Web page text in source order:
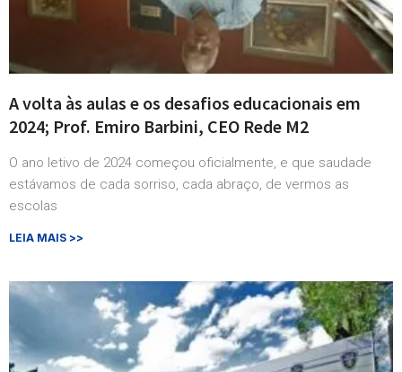
A volta às aulas e os desafios educacionais em
2024; Prof. Emiro Barbini, CEO Rede M2
O ano letivo de 2024 começou oficialmente, e que saudade
estávamos de cada sorriso, cada abraço, de vermos as
escolas
LEIA MAIS >>